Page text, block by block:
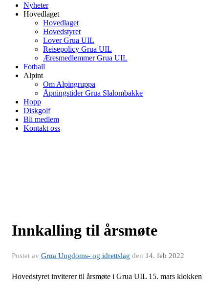
Nyheter
Hovedlaget
Hovedlaget
Hovedstyret
Lover Grua UIL
Reisepolicy Grua UIL
Æresmedlemmer Grua UIL
Fotball
Alpint
Om Alpingruppa
Åpningstider Grua Slalombakke
Hopp
Diskgolf
Bli medlem
Kontakt oss
Innkalling til årsmøte
Postet av Grua Ungdoms- og idrettslag den 14. feb 2022
Hovedstyret inviterer til årsmøte i Grua UIL 15. mars klokken